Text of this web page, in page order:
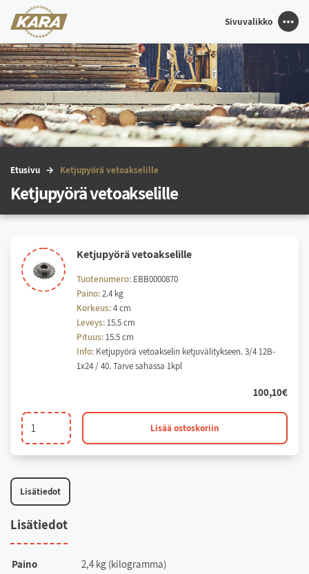
Sivuvalikko
Etu­si­vu Ket­ju­pyö­rä ve­toak­se­lil­le
Ketjupyörä vetoakselille
Ket­ju­pyö­rä ve­toak­se­lil­le
Tuotenumero: EBB0000870
Paino:2.4 kg
Korkeus:4 cm
Leveys:15.5 cm
Pituus:15.5 cm
Info: Ketjupyörä vetoakselin ketjuvälitykseen. 3/4 12B-
1x24 / 40. Tarve sahassa 1kpl
100,10€
Ketjupyörä
vetoakselille
Lisää ostoskoriin
Li­sä­tie­dot
Li­sä­tie­dot
Paino
2,4 kg (kilogramma)